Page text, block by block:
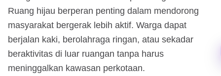
Ruang hijau berperan penting dalam mendorong
masyarakat bergerak lebih aktif. Warga dapat
berjalan kaki, berolahraga ringan, atau sekadar
beraktivitas di luar ruangan tanpa harus
meninggalkan kawasan perkotaan.